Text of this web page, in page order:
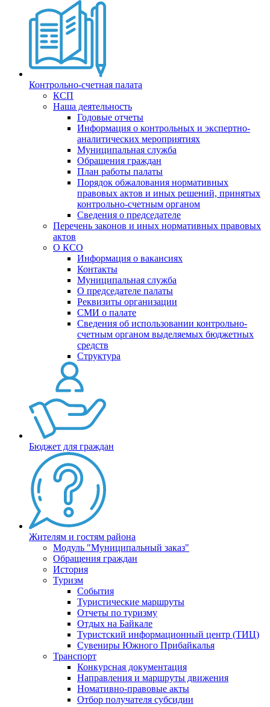
Контрольно-счетная палата
КСП
Наша деятельность
Годовые отчеты
Информация о контрольных и экспертно-
аналитических мероприятиях
Муниципальная служба
Обращения граждан
План работы палаты
Порядок обжалования нормативных
правовых актов и иных решений, принятых
контрольно-счетным органом
Сведения о председателе
Перечень законов и иных нормативных правовых
актов
О КСО
Информация о вакансиях
Контакты
Муниципальная служба
О председателе палаты
Реквизиты организации
СМИ о палате
Сведения об использовании контрольно-
счетным органом выделяемых бюджетных
средств
Структура
Бюджет для граждан
Жителям и гостям района
Модуль "Муниципальный заказ"
Обращения граждан
История
Туризм
События
Туристические маршруты
Отчеты по туризму
Отдых на Байкале
Туристский информационный центр (ТИЦ)
Сувениры Южного Прибайкалья
Транспорт
Конкурсная документация
Направления и маршруты движения
Номативно-правовые акты
Отбор получателя субсидии